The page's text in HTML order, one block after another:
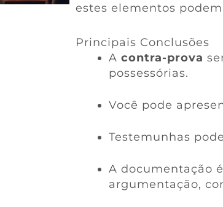
estes elementos
Principais Conclusões
A contra-prova
possessórias.
Você pode
Testemunhas
A documentação
argumentação,